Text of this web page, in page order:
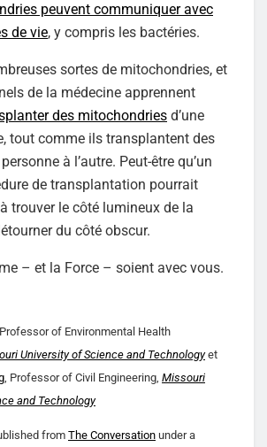
peuvent communiquer avec
de vie, y compris les bactéries.
sortes de mitochondries, et
de la médecine apprennent
des mitochondries d’une
tout comme ils transplantent des
à l’autre. Peut-être qu’un
de transplantation pourrait
trouver le côté lumineux de la
du côté obscur.
– et la Force – soient avec vous.
of Environmental Health
University of Science and Technologyet
, Professor of Civil Engineering, Missouri
and Technology
from The Conversation under a